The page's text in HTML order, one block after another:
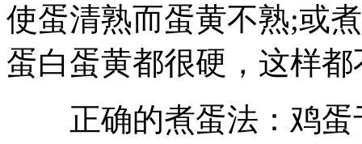
使蛋清熟而蛋黄不熟;或
蛋白蛋黄都很硬，这样
正确的煮蛋法：鸡蛋